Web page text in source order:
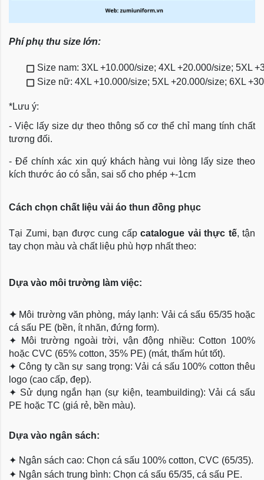
Phí phụ thu size lớn:
Size nam: 3XL +10.000/size; 4XL +20.000/size; 5XL
Size nữ: 4XL +10.000/size; 5XL +20.000/size; 6XL
*Lưu ý:
- Việc lấy size dự theo thông số cơ thể chỉ mang tính chất
tương đối.
- Để chính xác xin quý khách hàng vui lòng lấy size theo
kích thước áo có sẵn, sai số cho phép +-1cm
Cách chọn chất liệu vải áo thun đồng phục
Tại Zumi, bạn được cung cấp catalogue vải thực tế, tận
tay chọn màu và chất liệu phù hợp nhất theo:
Dựa vào môi trường làm việc:
✦ Môi trường văn phòng, máy lạnh: Vải cá sấu 65/35 hoặc
cá sấu PE (bền, ít nhăn, đứng form).
✦
Môi trường ngoài trời, vận động nhiều: Cotton 100%
hoặc CVC (65% cotton, 35% PE) (mát, thấm hút tốt).
✦Công ty cần sự sang trọng: Vải cá sấu 100% cotton thêu
logo (cao cấp, đẹp).
✦ Sử dụng ngắn hạn (sự kiện, teambuilding): Vải cá sấu
PE hoặc TC (giá rẻ, bền màu).
Dựa vào ngân sách:
✦ Ngân sách cao: Chọn cá sấu 100% cotton, CVC (65/35).
✦ Ngân sách trung bình: Chọn cá sấu 65/35, cá sấu PE.